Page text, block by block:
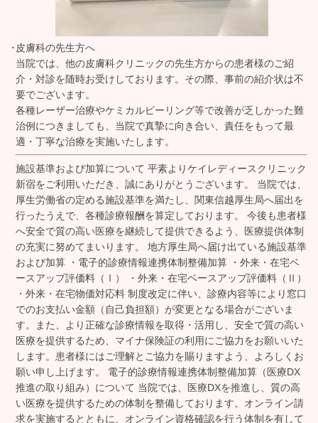
皮膚科の先生方へ
当院では、他の皮膚科クリニックの先生方からの患者様のご紹
介・対診を随時お受けしております。その際、 事前の紹介状は不
要でございます。
各種レーザー治療やケミカルピーリング等で改善が乏しかった難
治例につきましても、当院で真摯に向き合い、責任をもって最
適・丁寧な治療を実施いたします。
施設基準および加算について 平素よりケイレディースクリニック
新宿をご利用いただき、誠にありがとうございます。 当院では、
厚生労働省の定める施設基準を満たし、関東信越厚生局へ届出を
行ったうえで、各種診療報酬を算定しております。 今後も患者様
へ安全で質の高い医療を継続して提供できるよう、医療提供体制
の充実に努めてまいります。 地方厚生局へ届け出ている施設基準
および加算 ・電子的診療情報連携体制整備加算 ・外来・在宅ベ
ースアップ評価料（Ⅰ） ・外来・在宅ベースアップ評価料（Ⅱ）
・外来・在宅物価対応料 制度改定に伴い、診療内容等により窓口
でのお支払い金額（自己負担額）が変更となる場合がございま
す。また、より正確な診療情報を取得・活用し、安全で質の高い
医療を提供するため、マイナ保険証の利用にご協力をお願いいた
します。患者様にはご理解とご協力を賜りますよう、よろしくお
願い申し上げます。 電子的診療情報連携体制整備加算（医療DX
推進の取り組み）について 当院では、医療DXを推進し、質の高
い医療を提供するための体制を整備しております。オンライン請
求を実施するとともに、オンライン資格確認を行う体制を有して